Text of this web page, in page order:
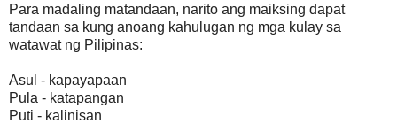
Para madaling matandaan, narito ang maiksing dapat
tandaan sa kung anoang kahulugan ng mga kulay sa
watawat ng Pilipinas:
Asul - kapayapaan
Pula - katapangan
Puti - kalinisan